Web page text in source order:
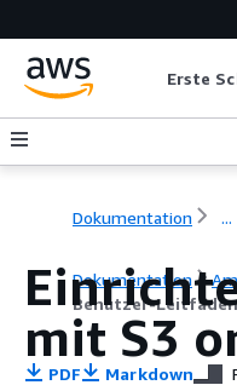
Erste
Dokumentation ...
Dokumentation
Benutzer-Leitfaden
mit S3
PDF Markdown